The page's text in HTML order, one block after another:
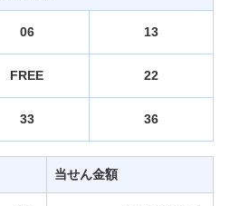
06 13
FREE 22
33 36
当せん金額